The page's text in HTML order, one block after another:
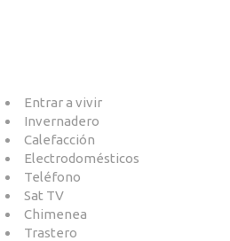
Entrar a vivir
Invernadero
Calefacción
Electrodomésticos
Teléfono
Sat TV
Chimenea
Trastero